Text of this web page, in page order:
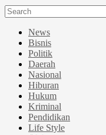
News
Bisnis
Politik
Daerah
Nasional
Hiburan
Hukum
Kriminal
Pendidikan
Life Style